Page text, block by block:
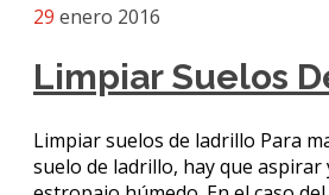
29 enero 2016
Limpiar Suelos
Limpiar suelos de ladrillo Para
suelo de ladrillo, hay que aspirar